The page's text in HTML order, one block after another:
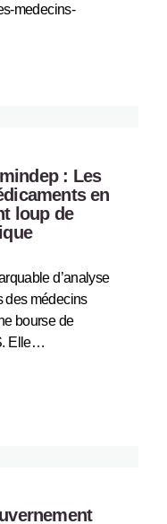
medecins-
: Les
en
loup de
d’analyse
des médecins
bourse de
Elle…